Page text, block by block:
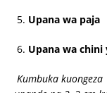
Upana wa paja
Upana wa
Kumbuka